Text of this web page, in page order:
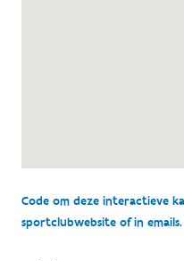
Code om deze interactieve
sportclubwebsite of in emails.